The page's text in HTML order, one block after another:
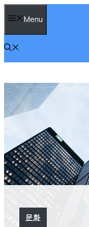
텐
츠
로
건
뛰
기
Menu
문화